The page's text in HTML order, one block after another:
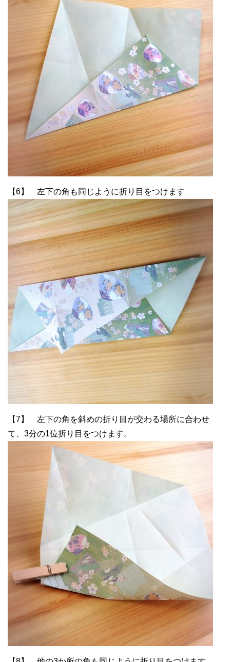
【6】 左下の角も同じように折り目をつけます
【7】 左下の角を斜めの折り目が交わる場所に合わせ
て、3分の1位折り目をつけます。